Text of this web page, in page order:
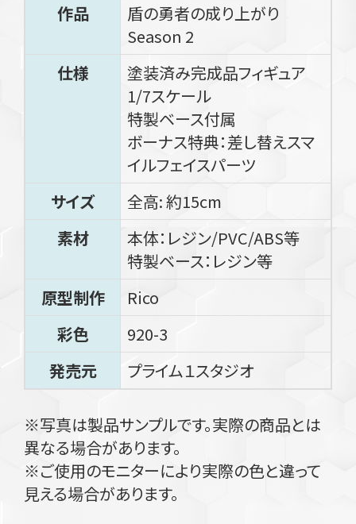
作品
盾の勇者の成り上がり
Season 2
仕様
塗装済み完成品フィギュア
1/7スケール
特製ベース付属
ボーナス特典：差し替えスマ
イルフェイスパーツ
サイズ
全高: 約15cm
素材
本体：レジン/PVC/ABS等
特製ベース：レジン等
原型制作
Rico
彩色
920-3
発売元
プライム１スタジオ
※写真は製品サンプルです。実際の商品とは
異なる場合があります。
※ご使用のモニターにより実際の色と違って
見える場合があります。